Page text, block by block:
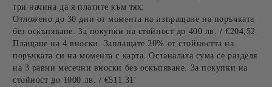
три начина да я платите към тях:
Отложено до 30 дни от момента на изпращане на поръчката
без оскъпяване. За покупки на стойност до 400 лв. / €204,52
Плащане на 4 вноски. Заплащате 20% от стойността на
поръчката си на момента с карта. Останалата сума се разделя
на 3 равни месечни вноски без оскъпяване. За покупки на
стойност до 1000 лв. / €511.31